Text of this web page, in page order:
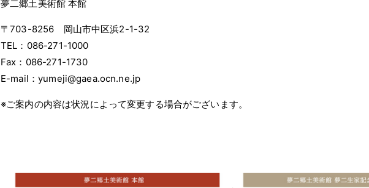
夢二郷土美術館 本館
〒703-8256 岡山市中区浜2-1-32
TEL：086-271-1000
Fax：086-271-1730
E-mail：yumeji@gaea.ocn.ne.jp
※ご案内の内容は状況によって変更する場合がございます。